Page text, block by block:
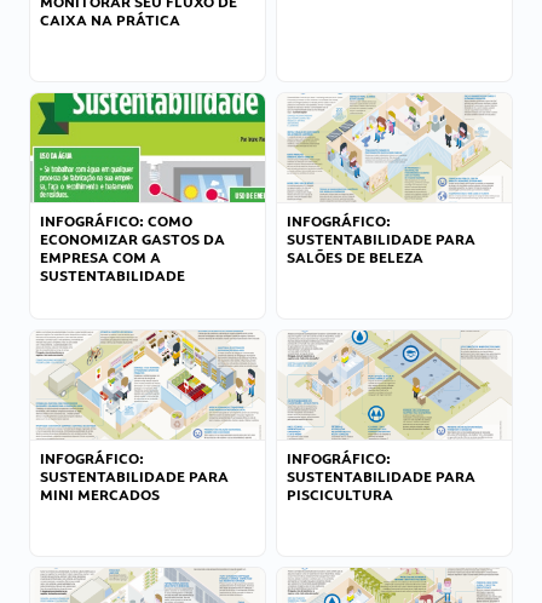
CAIXA NA PRÁTICA
INFOGRÁFICO: COMO
ECONOMIZAR GASTOS DA
EMPRESA COM A
SUSTENTABILIDADE
INFOGRÁFICO:
SUSTENTABILIDADE PARA
SALÕES DE BELEZA
INFOGRÁFICO:
SUSTENTABILIDADE PARA
MINI MERCADOS
INFOGRÁFICO:
SUSTENTABILIDADE PARA
PISCICULTURA